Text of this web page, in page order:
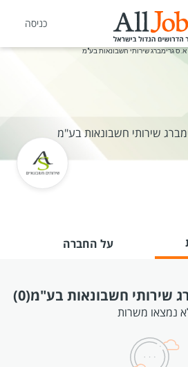
כניסה
א.ס גרימברג שירותי חשבונאות בע"מ
שירותי חשבונאות בע"מ
על החברה
שירותי חשבונאות בע"מ(0)
נמצאו משרות